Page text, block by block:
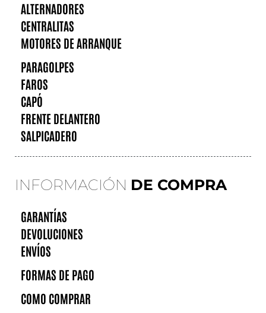
ALTERNADORES
CENTRALITAS
MOTORES DE ARRANQUE
PARAGOLPES
FAROS
CAPÓ
FRENTE DELANTERO
SALPICADERO
INFORMACIÓN DE COMPRA
GARANTÍAS
DEVOLUCIONES
ENVÍOS
FORMAS DE PAGO
COMO COMPRAR